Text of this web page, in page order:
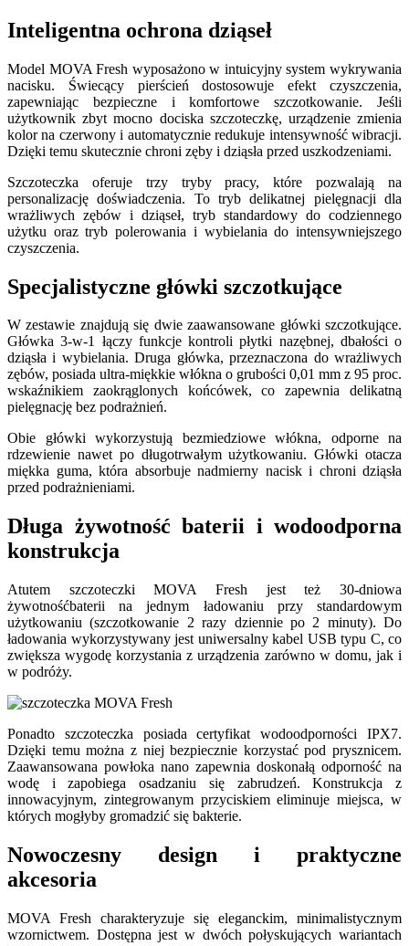
Inteligentna ochrona dziąseł
Model MOVA Fresh wyposażono w intuicyjny system wykrywania
nacisku. Świecący pierścień dostosowuje efekt czyszczenia,
zapewniając bezpieczne i komfortowe szczotkowanie. Jeśli
użytkownik zbyt mocno dociska szczoteczkę, urządzenie zmienia
kolor na czerwony i automatycznie redukuje intensywność wibracji.
Dzięki temu skutecznie chroni zęby i dziąsła przed uszkodzeniami.
Szczoteczka oferuje trzy tryby pracy, które pozwalają na
personalizację doświadczenia. To tryb delikatnej pielęgnacji dla
wrażliwych zębów i dziąseł, tryb standardowy do codziennego
użytku oraz tryb polerowania i wybielania do intensywniejszego
czyszczenia.
Specjalistyczne główki szczotkujące
W zestawie znajdują się dwie zaawansowane główki szczotkujące.
Główka 3-w-1 łączy funkcje kontroli płytki nazębnej, dbałości o
dziąsła i wybielania. Druga główka, przeznaczona do wrażliwych
zębów, posiada ultra-miękkie włókna o grubości 0,01 mm z 95 proc.
wskaźnikiem zaokrąglonych końcówek, co zapewnia delikatną
pielęgnację bez podrażnień.
Obie główki wykorzystują bezmiedziowe włókna, odporne na
rdzewienie nawet po długotrwałym użytkowaniu. Główki otacza
miękka guma, która absorbuje nadmierny nacisk i chroni dziąsła
przed podrażnieniami.
Długa żywotność baterii i wodoodporna
konstrukcja
Atutem szczoteczki MOVA Fresh jest też 30-dniowa
żywotnośćbaterii na jednym ładowaniu przy standardowym
użytkowaniu (szczotkowanie 2 razy dziennie po 2 minuty). Do
ładowania wykorzystywany jest uniwersalny kabel USB typu C, co
zwiększa wygodę korzystania z urządzenia zarówno w domu, jak i
w podróży.
Ponadto szczoteczka posiada certyfikat wodoodporności IPX7.
Dzięki temu można z niej bezpiecznie korzystać pod prysznicem.
Zaawansowana powłoka nano zapewnia doskonałą odporność na
wodę i zapobiega osadzaniu się zabrudzeń. Konstrukcja z
innowacyjnym, zintegrowanym przyciskiem eliminuje miejsca, w
których mogłyby gromadzić się bakterie.
Nowoczesny design i praktyczne
akcesoria
MOVA Fresh charakteryzuje się eleganckim, minimalistycznym
wzornictwem. Dostępna jest w dwóch połyskujących wariantach